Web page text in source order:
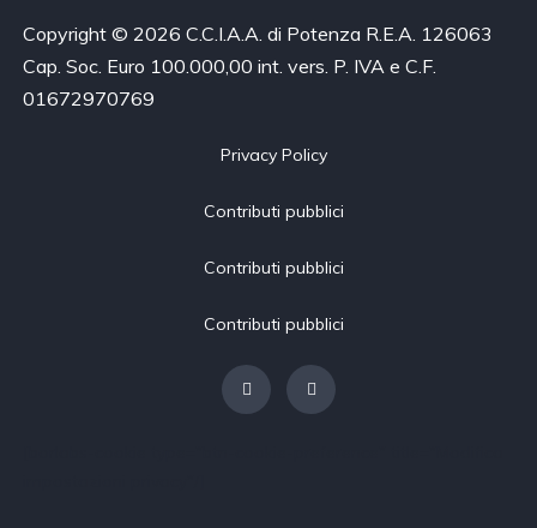
Copyright © 2026 C.C.I.A.A. di Potenza R.E.A. 126063
Cap. Soc. Euro 100.000,00 int. vers. P. IVA e C.F.
01672970769
Privacy Policy
Contributi pubblici
Contributi pubblici
Contributi pubblici